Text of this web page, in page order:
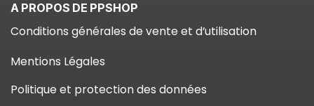
A PROPOS DE PPSHOP
Conditions générales de vente et d’utilisation
Mentions Légales
Politique et protection des données